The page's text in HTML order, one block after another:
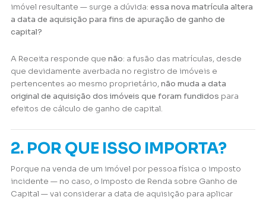
imóvel resultante — surge a dúvida: essa nova matrícula altera
a data de aquisição para fins de apuração de ganho de
capital?
A Receita responde que não: a fusão das matrículas, desde
que devidamente averbada no registro de imóveis e
pertencentes ao mesmo proprietário,não muda a data
original de aquisição dos imóveis que foram fundidos para
efeitos de cálculo de ganho de capital.
2. POR QUE ISSO IMPORTA?
Porque na venda de um imóvel por pessoa física o imposto
incidente — no caso, o Imposto de Renda sobre Ganho de
Capital — vai considerar a data de aquisição para aplicar